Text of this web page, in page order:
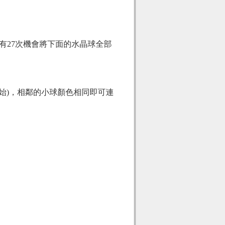
27次機會將下面的水晶球全部
)，相鄰的小球顏色相同即可連